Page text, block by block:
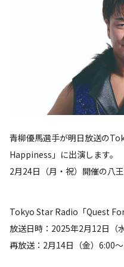
青柳優馬選手が明日放送の
Happiness」に出演します。
2月24日（月・祝）開催の八
Tokyo Star Radio「Quest
放送日時：2025年2月12日（
再放送：2月14日（金）6:00～